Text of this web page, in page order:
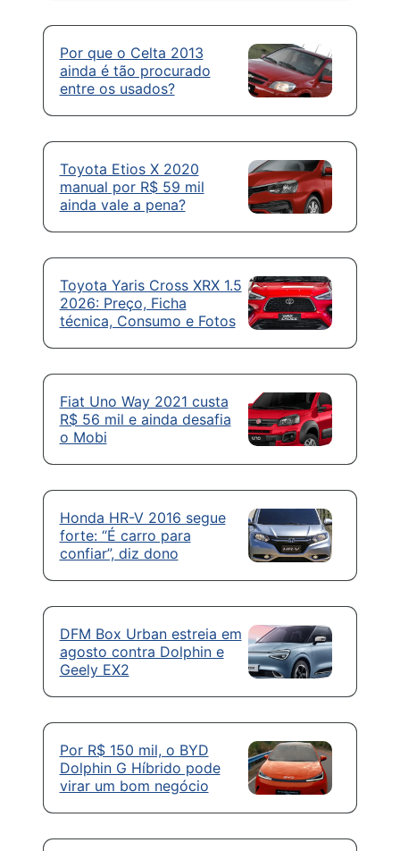
Por que o Celta 2013
ainda é tão procurado
entre os usados?
Toyota Etios X 2020
manual por R$ 59 mil
ainda vale a pena?
Toyota Yaris Cross XRX 1.5
2026: Preço, Ficha
técnica, Consumo e Fotos
Fiat Uno Way 2021 custa
R$ 56 mil e ainda desafia
o Mobi
Honda HR-V 2016 segue
forte: “É carro para
confiar”, diz dono
DFM Box Urban estreia em
agosto contra Dolphin e
Geely EX2
Por R$ 150 mil, o BYD
Dolphin G Híbrido pode
virar um bom negócio